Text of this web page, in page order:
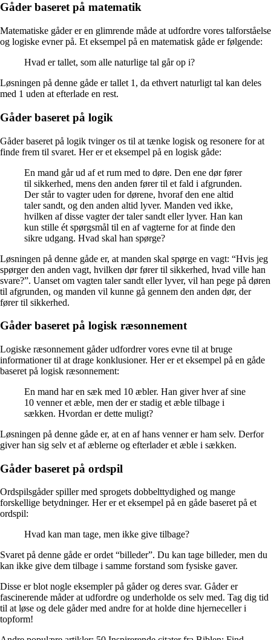
Gåder baseret på matematik
Matematiske gåder er en glimrende måde at udfordre vores talforståelse
og logiske evner på. Et eksempel på en matematisk gåde er følgende:
Hvad er tallet, som alle naturlige tal går op i?
Løsningen på denne gåde er tallet 1, da ethvert naturligt tal kan deles
med 1 uden at efterlade en rest.
Gåder baseret på logik
Gåder baseret på logik tvinger os til at tænke logisk og resonere for at
finde frem til svaret. Her er et eksempel på en logisk gåde:
En mand går ud af et rum med to døre. Den ene dør fører
til sikkerhed, mens den anden fører til et fald i afgrunden.
Der står to vagter uden for dørene, hvoraf den ene altid
taler sandt, og den anden altid lyver. Manden ved ikke,
hvilken af ​​disse vagter der taler sandt eller lyver. Han kan
kun stille ét spørgsmål til en af vagterne for at finde den
sikre udgang. Hvad skal han spørge?
Løsningen på denne gåde er, at manden skal spørge en vagt: “Hvis jeg
spørger den anden vagt, hvilken dør fører til sikkerhed, hvad ville han
svare?”. Uanset om vagten taler sandt eller lyver, vil han pege på døren
til afgrunden, og manden vil kunne gå gennem den anden dør, der
fører til sikkerhed.
Gåder baseret på logisk ræsonnement
Logiske ræsonnement gåder udfordrer vores evne til at bruge
informationer til at drage konklusioner. Her er et eksempel på en gåde
baseret på logisk ræsonnement:
En mand har en sæk med 10 æbler. Han giver hver af sine
10 venner et æble, men der er stadig et æble tilbage i
sækken. Hvordan er dette muligt?
Løsningen på denne gåde er, at en af hans venner er ham selv. Derfor
giver han sig selv et af æblerne og efterlader et æble i sækken.
Gåder baseret på ordspil
Ordspilsgåder spiller med sprogets dobbelttydighed og mange
forskellige betydninger. Her er et eksempel på en gåde baseret på et
ordspil:
Hvad kan man tage, men ikke give tilbage?
Svaret på denne gåde er ordet “billeder”. Du kan tage billeder, men du
kan ikke give dem tilbage i samme forstand som fysiske gaver.
Disse er blot nogle eksempler på gåder og deres svar. Gåder er
fascinerende måder at udfordre og underholde os selv med. Tag dig tid
til at løse og dele gåder med andre for at holde dine hjerneceller i
topform!